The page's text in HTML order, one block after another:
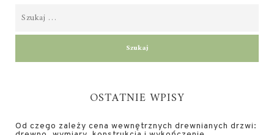
OSTATNIE WPISY
Od czego zależy cena wewnętrznych drewnianych drzwi: